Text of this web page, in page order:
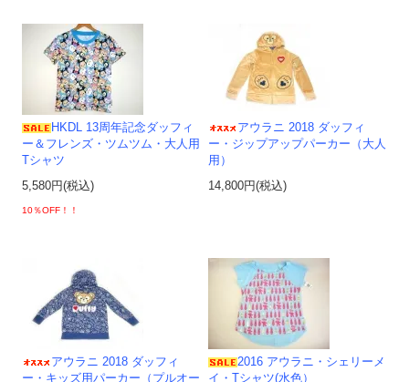
HKDL 13周年記念ダッフィ
ー＆フレンズ・ツムツム・大人用
Tシャツ
5,580円(税込)
10％OFF！！
アウラニ 2018 ダッフィ
ー・ジップアップパーカー（大人
用）
14,800円(税込)
アウラニ 2018 ダッフィ
ー・キッズ用パーカー（プルオー
2016 アウラニ・シェリーメ
イ・Tシャツ(水色）